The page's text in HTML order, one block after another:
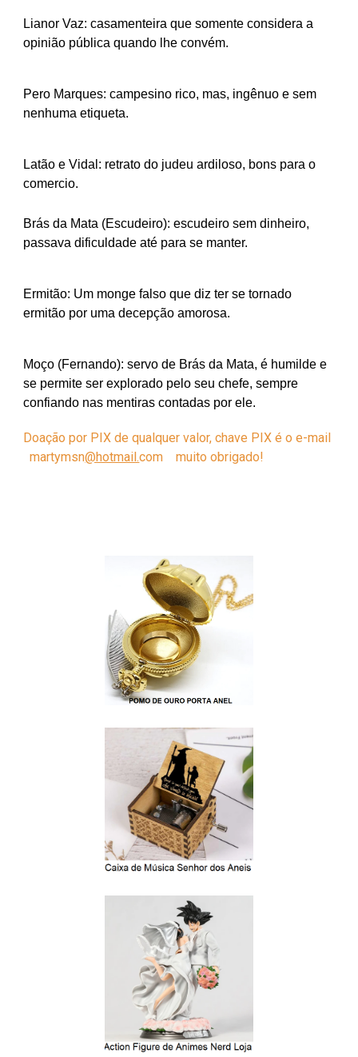
Lianor Vaz: casamenteira que somente considera a
opinião pública quando lhe convém.
Pero Marques: campesino rico, mas, ingênuo e sem
nenhuma etiqueta.
Latão e Vidal: retrato do judeu ardiloso, bons para o
comercio.
Brás da Mata (Escudeiro): escudeiro sem dinheiro,
passava dificuldade até para se manter.
Ermitão: Um monge falso que diz ter se tornado
ermitão por uma decepção amorosa.
Moço (Fernando): servo de Brás da Mata, é humilde e
se permite ser explorado pelo seu chefe, sempre
confiando nas mentiras contadas por ele.
Doação por PIX de qualquer valor, chave PIX é o e-mail
martymsn@hotmail.com muito obrigado!